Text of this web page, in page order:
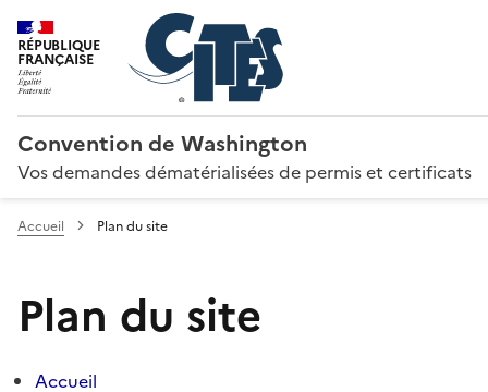
RÉPUBLIQUE
FRANÇAISE
Convention de Washington
Vos demandes dématérialisées de permis et certificats
Accueil Plan du site
Plan du site
Accueil